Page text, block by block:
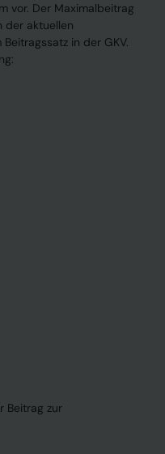
vor. Der Maximalbeitrag
der aktuellen
in der GKV.
Beitrag zur